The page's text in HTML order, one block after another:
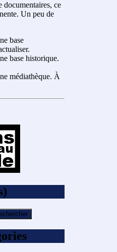
documentaires, ce
Un peu de
base
base historique.
médiathèque. À